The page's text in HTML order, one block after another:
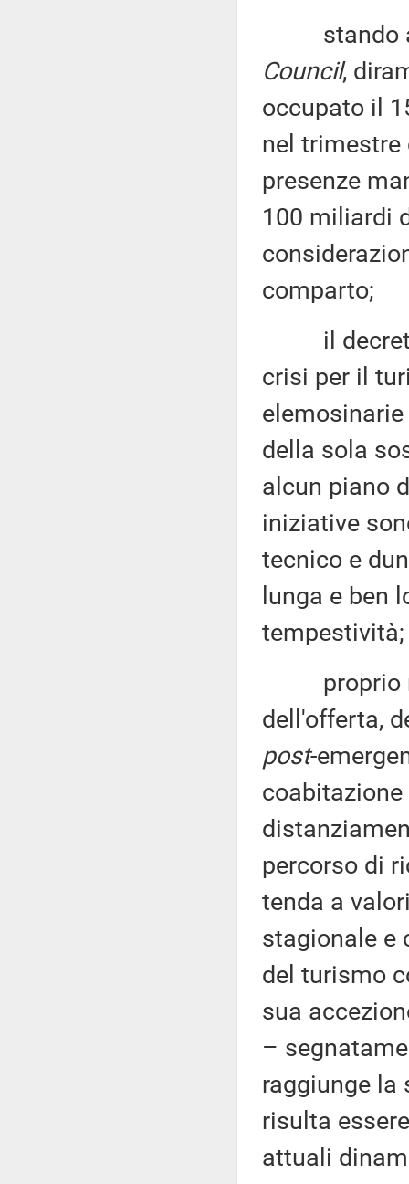
stando
Council,
occupato il
nel
presenze
100 miliardi
comparto;
il decreto-
crisi per il
della sola
alcun piano
iniziative
tecnico e
lunga e ben
tempestività;
proprio
dell'offerta,
post-
percorso di
tenda a
stagionale e
del turismo
sua
–
raggiunge la
risulta
attuali